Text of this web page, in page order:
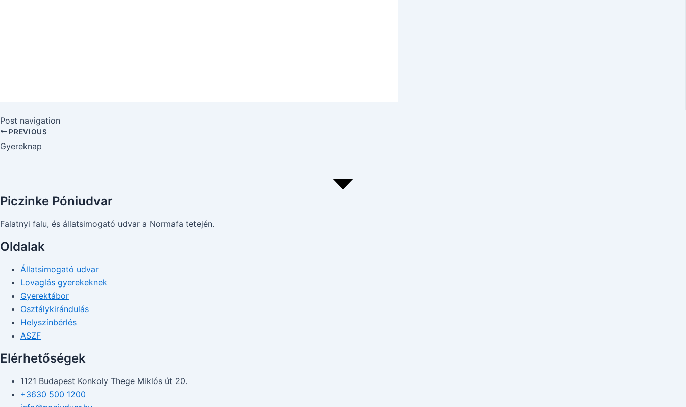
Post navigation
PREVIOUS
Gyereknap
Piczinke Póniudvar
Falatnyi falu, és állatsimogató udvar a Normafa tetején.
Oldalak
Állatsimogató udvar
Lovaglás gyerekeknek
Gyerektábor
Osztálykirándulás
Helyszínbérlés
ASZF
Elérhetőségek
1121 Budapest Konkoly Thege Miklós út 20.
+3630 500 1200